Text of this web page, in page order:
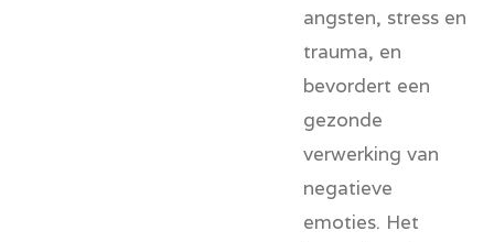
angsten, stress en
trauma, en
bevordert een
gezonde
verwerking van
negatieve
emoties. Het